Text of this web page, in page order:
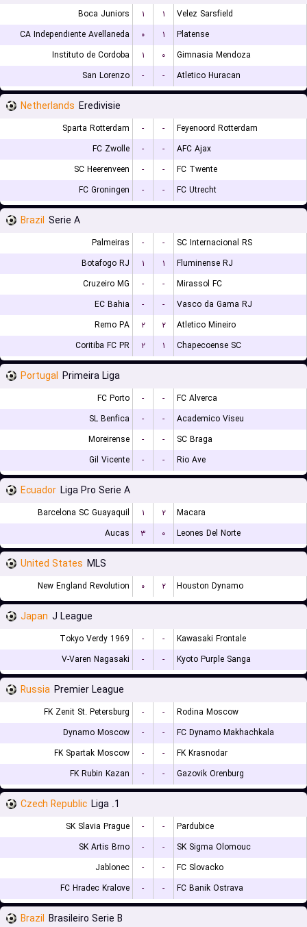
Boca Juniors ۱ ۱
Velez Sarsfield
CA Independiente Avellaneda
۰ ۱
Platense
Instituto de Cordoba
۱ ۰
Gimnasia Mendoza
San Lorenzo
- - Atletico Huracan
Netherlands Eredivisie
Sparta Rotterdam - -
Feyenoord Rotterdam
FC Zwolle
- -
AFC Ajax
SC Heerenveen
- -
FC Twente
FC Groningen
- - FC Utrecht
Brazil Serie A
Palmeiras - -
SC Internacional RS
Botafogo RJ
۱ ۱
Fluminense RJ
Cruzeiro MG
- -
Mirassol FC
EC Bahia
- -
Vasco da Gama RJ
Remo PA
۲ ۲
Atletico Mineiro
Coritiba FC PR
۲ ۱ Chapecoense SC
Portugal Primeira Liga
FC Porto - -
FC Alverca
SL Benfica
- -
Academico Viseu
Moreirense
- -
SC Braga
Gil Vicente
- - Rio Ave
Ecuador Liga Pro Serie A
Barcelona SC Guayaquil ۱ ۲
Macara
Aucas
۳ ۰ Leones Del Norte
United States MLS
New England Revolution ۰ ۲ Houston Dynamo
Japan J League
Tokyo Verdy 1969 - -
Kawasaki Frontale
V-Varen Nagasaki
- - Kyoto Purple Sanga
Russia Premier League
FK Zenit St. Petersburg - -
Rodina Moscow
Dynamo Moscow
- -
FC Dynamo Makhachkala
FK Spartak Moscow
- -
FK Krasnodar
FK Rubin Kazan
- - Gazovik Orenburg
Czech Republic 1. Liga
SK Slavia Prague - -
Pardubice
SK Artis Brno
- -
SK Sigma Olomouc
Jablonec
- -
FC Slovacko
FC Hradec Kralove
- - FC Banik Ostrava
Brazil Brasileiro Serie B